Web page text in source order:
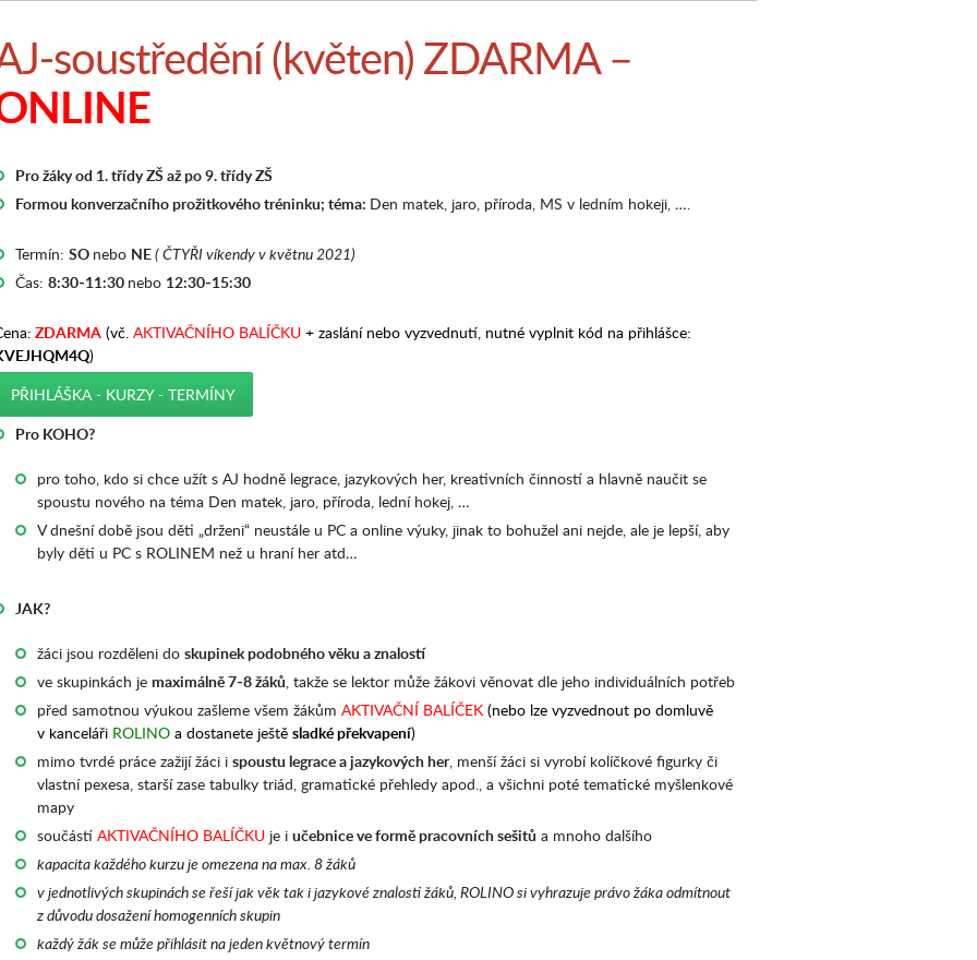
soustředění (květen) ZDARMA –
Pro žáky od 1. třídy ZŠ až po 9. třídy ZŠ
Formou konverzačního prožitkového tréninku; téma: Den matek, jaro, příroda, MS v ledním hokeji, ….
Termín: SO nebo NE( ČTYŘI víkendy v květnu 2021)
Čas: 8:30-11:30 nebo 12:30-15:30
ZDARMA (vč. AKTIVAČNÍHO BALÍČKU + zaslání nebo vyzvednutí, nutné vyplnit kód na přihlášce:
)
PŘIHLÁŠKA - KURZY - TERMÍNY
Pro KOHO?
pro toho, kdo si chce užít s AJ hodně legrace, jazykových her, kreativních činností a hlavně naučit se
spoustu nového na téma Den matek, jaro, příroda, lední hokej, …
V dnešní době jsou děti „drženi“ neustále u PC a online výuky, jinak to bohužel ani nejde, ale je lepší, aby
byly děti u PC s ROLINEM než u hraní her atd…
JAK?
žáci jsou rozděleni do skupinek podobného věku a znalostí
ve skupinkách je maximálně 7-8 žáků, takže se lektor může žákovi věnovat dle jeho individuálních potřeb
před samotnou výukou zašleme všem žákům AKTIVAČNÍ BALÍČEK (nebo lze vyzvednout po domluvě
v kanceláři ROLINO a dostanete ještě sladké překvapení)
mimo tvrdé práce zažijí žáci i spoustu legrace a jazykových her, menší žáci si vyrobí kolíčkové figurky či
vlastní pexesa, starší zase tabulky triád, gramatické přehledy apod., a všichni poté tematické myšlenkové
mapy
součástí AKTIVAČNÍHO BALÍČKU je i učebnice ve formě pracovních sešitů a mnoho dalšího
kapacita každého kurzu je omezena na max. 8 žáků
v jednotlivých skupinách se řeší jak věk tak i jazykové znalosti žáků, ROLINO si vyhrazuje právo žáka odmítnout
z důvodu dosažení homogenních skupin
každý žák se může přihlásit na jeden květnový termín